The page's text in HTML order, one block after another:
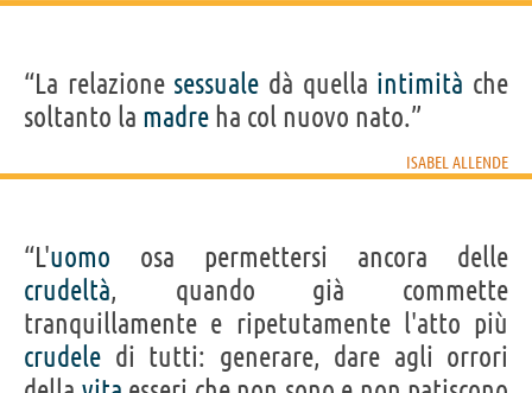
“La relazione sessuale dà quella intimità che
soltanto la madre ha col nuovo nato.”
ISABEL ALLENDE
“L'uomo osa permettersi ancora delle
crudeltà, quando già commette
tranquillamente e ripetutamente l'atto più
crudele di tutti: generare, dare agli orrori